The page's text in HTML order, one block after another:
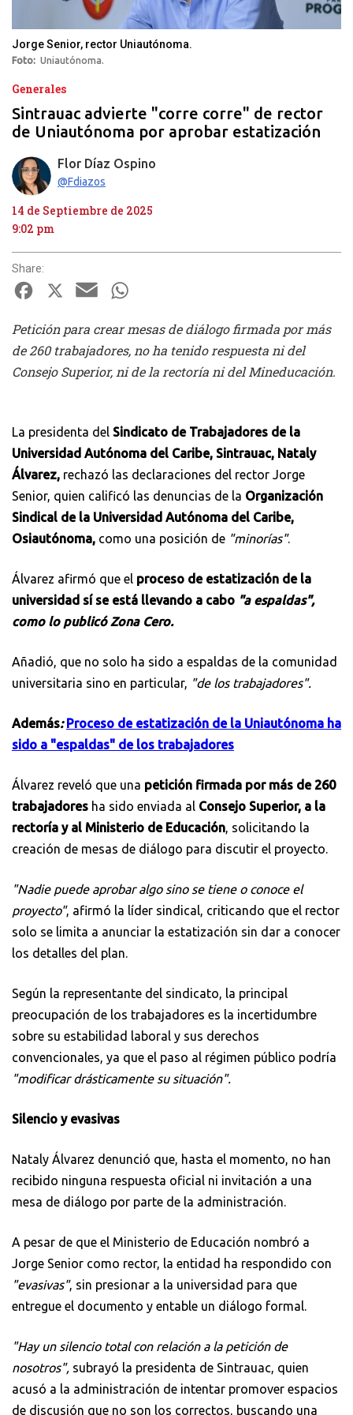
Jorge Senior, rector Uniautónoma.
Foto Uniautónoma.
Generales
Sintrauac advierte "corre corre" de rector
de Uniautónoma por aprobar estatización
Flor Díaz Ospino
@Fdiazos
14 de Septiembre de 2025
9:02 pm
Share:
Facebook
X Email
Petición para crear mesas de diálogo firmada por más
de 260 trabajadores, no ha tenido respuesta ni del
Consejo Superior, ni de la rectoría ni del Mineducación.
La presidenta del Sindicato de Trabajadores de la
Universidad Autónoma del Caribe, Sintrauac, Nataly
Álvarez, rechazó las declaraciones del rector Jorge
Senior, quien calificó las denuncias de la Organización
Sindical de la Universidad Autónoma del Caribe,
Osiautónoma, como una posición de "minorías".
Álvarez afirmó que el proceso de estatización de la
universidad sí se está llevando a cabo "a espaldas",
como lo publicó Zona Cero.
Añadió, que no solo ha sido a espaldas de la comunidad
universitaria sino en particular, "de los trabajadores".
Además: Proceso de estatización de la Uniautónoma ha
sido a "espaldas" de los trabajadores
Álvarez reveló que una petición firmada por más de 260
trabajadores ha sido enviada al Consejo Superior, a la
rectoría y al Ministerio de Educación, solicitando la
creación de mesas de diálogo para discutir el proyecto.
"Nadie puede aprobar algo sino se tiene o conoce el
proyecto", afirmó la líder sindical, criticando que el rector
solo se limita a anunciar la estatización sin dar a conocer
los detalles del plan.
Según la representante del sindicato, la principal
preocupación de los trabajadores es la incertidumbre
sobre su estabilidad laboral y sus derechos
convencionales, ya que el paso al régimen público podría
"modificar drásticamente su situación".
Silencio y evasivas
Nataly Álvarez denunció que, hasta el momento, no han
recibido ninguna respuesta oficial ni invitación a una
mesa de diálogo por parte de la administración.
A pesar de que el Ministerio de Educación nombró a
Jorge Senior como rector, la entidad ha respondido con
"evasivas", sin presionar a la universidad para que
entregue el documento y entable un diálogo formal.
"Hay un silencio total con relación a la petición de
nosotros", subrayó la presidenta de Sintrauac, quien
acusó a la administración de intentar promover espacios
de discusión que no son los correctos, buscando una